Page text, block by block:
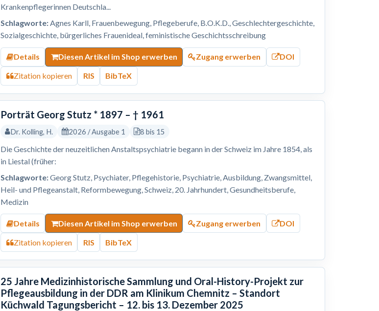
Krankenpflegerinnen Deutschla...
Schlagworte:Agnes Karll, Frauenbewegung, Pflegeberufe, B.O.K.D., Geschlechtergeschichte,
Sozialgeschichte, bürgerliches Frauenideal, feministische Geschichtsschreibung
Details Diesen Artikel im Shop erwerben Zugang erwerben DOI
Zitation kopieren RIS BibTeX
Porträt Georg Stutz * 1897 – † 1961
Dr. Kolling, H. 2026 / Ausgabe 1 8 bis 15
Die Geschichte der neuzeitlichen Anstaltspsychiatrie begann in der Schweiz im Jahre 1854, als
in Liestal (früher:
Schlagworte:Georg Stutz, Psychiater, Pflegehistorie, Psychiatrie, Ausbildung, Zwangsmittel,
Heil- und Pflegeanstalt, Reformbewegung, Schweiz, 20. Jahrhundert, Gesundheitsberufe,
Medizin
Details Diesen Artikel im Shop erwerben Zugang erwerben DOI
Zitation kopieren RIS BibTeX
25 Jahre Medizinhistorische Sammlung und Oral-History-Projekt zur
Pflegeausbildung in der DDR am Klinikum Chemnitz – Standort
Küchwald Tagungsbericht – 12. bis 13. Dezember 2025